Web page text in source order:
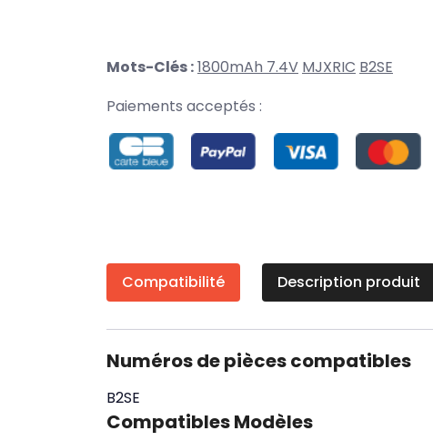
Mots-Clés :1800mAh 7.4V MJXRIC B2SE
Paiements acceptés :
Compatibilité Description produit
Numéros de pièces compatibles
B2SE
Compatibles Modèles